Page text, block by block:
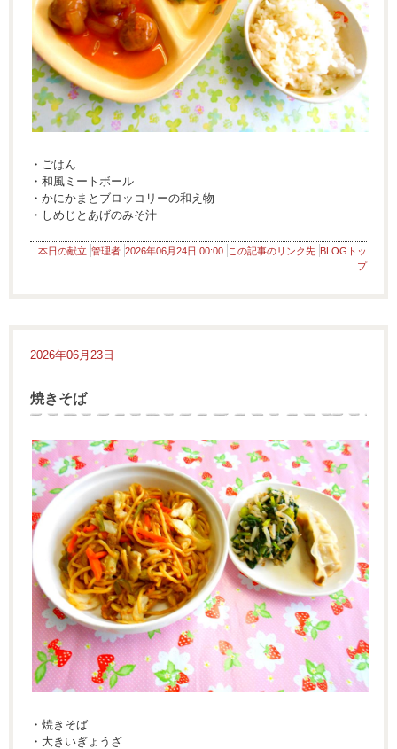
・ごはん
・和風ミートボール
・かにかまとブロッコリーの和え物
・しめじとあげのみそ汁
本日の献立 管理者 2026年06月24日 00:00 この記事のリンク先 BLOGトッ
プ
2026年06月23日
焼きそば
・焼きそば
・大きいぎょうざ